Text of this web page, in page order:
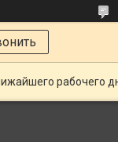
рабочего